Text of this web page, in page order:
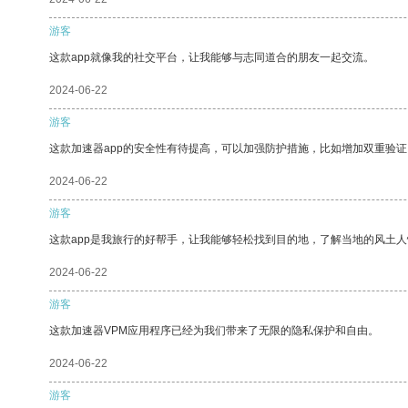
游客
这款app就像我的社交平台，让我能够与志同道合的朋友一起交流。
2024-06-22
游客
这款加速器app的安全性有待提高，可以加强防护措施，比如增加双重验
2024-06-22
游客
这款app是我旅行的好帮手，让我能够轻松找到目的地，了解当地的风土
2024-06-22
游客
这款加速器VPM应用程序已经为我们带来了无限的隐私保护和自由。
2024-06-22
游客